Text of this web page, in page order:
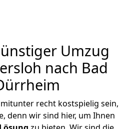
Umzug
nach Bad
recht kostspielig sein,
denn wir sind hier, um Ihnen